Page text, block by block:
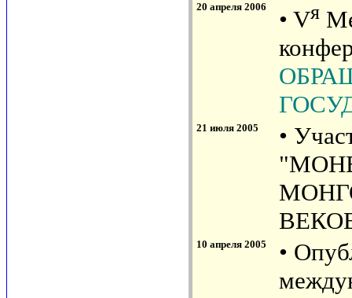
20 апреля 2006 • Vя
21 июля 2005
•
10 апреля 2005
•